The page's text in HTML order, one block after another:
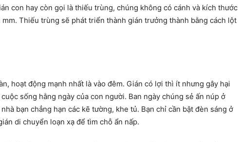
con hay còn gọi là thiếu trùng, chúng không có cánh và kích thước
Thiếu trùng sẽ phát triển thành gián trưởng thành bằng cách lột
hoạt động mạnh nhất là vào đêm. Gián có lợi thì ít nhưng gây hại
sống hằng ngày của con người. Ban ngày chúng sẻ ấn núp ở
bạn chẳng hạn các kẽ tường, khe tủ. Bạn chỉ cần bật đèn sáng ở
di chuyển loạn xạ để tìm chỗ ẩn nấp.